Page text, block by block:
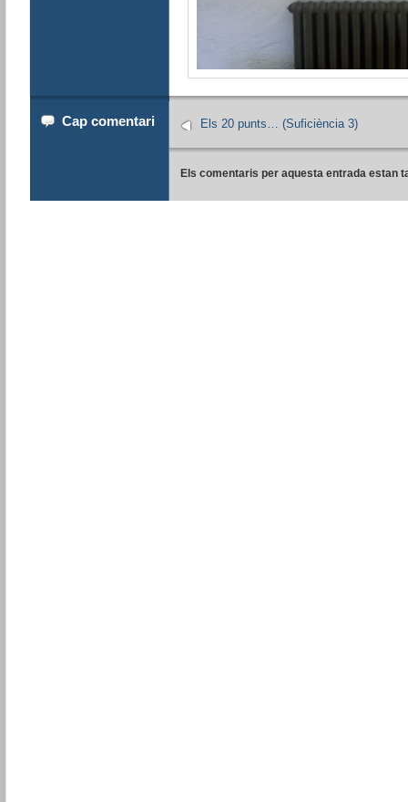
Cap comentari Els 20 punts… (Suficiència 3)
Els comentaris per aquesta entrada estan